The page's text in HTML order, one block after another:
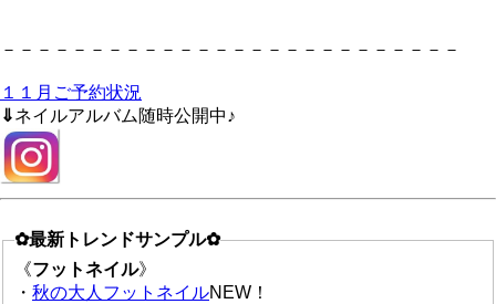
－－－－－－－－－－－－－－－－－－－－－－－－－－
１１月ご予約状況
⇓ネイルアルバム随時公開中♪
✿最新トレンドサンプル✿
《フットネイル》
・ 秋の大人フットネイルNEW！